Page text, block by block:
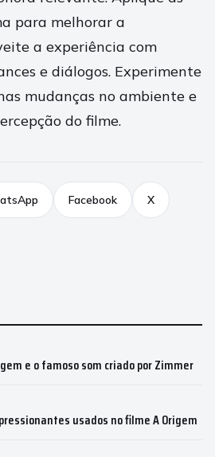
para melhorar a
a experiência com
e diálogos. Experimente
mudanças no ambiente e
do filme.
Facebook X
e o famoso som criado por Zimmer
usados no filme A Origem